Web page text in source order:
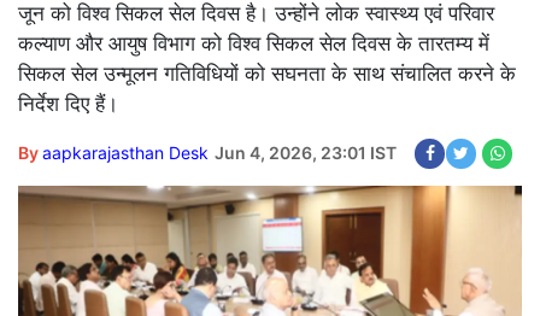
जून को विश्व सिकल सेल दिवस है। उन्होंने लोक स्वास्थ्य एवं परिवार
कल्याण और आयुष विभाग को विश्व सिकल सेल दिवस के तारतम्य में
सिकल सेल उन्मूलन गतिविधियों को सघनता के साथ संचालित करने के
निर्देश दिए हैं।
Byaapkarajasthan Desk Jun 4, 2026, 23:01 IST